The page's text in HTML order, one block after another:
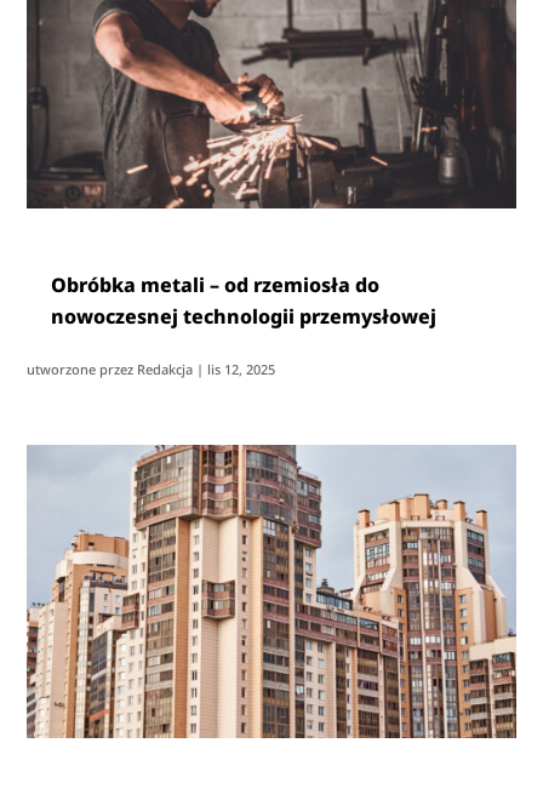
Obróbka metali – od rzemiosła do
nowoczesnej technologii przemysłowej
utworzone przez Redakcja | lis 12, 2025